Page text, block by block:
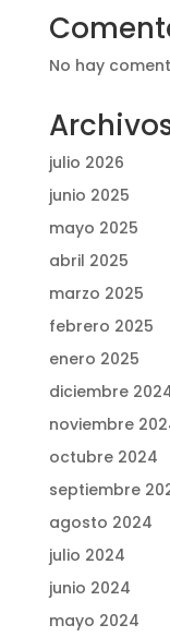
No hay
julio 2026
junio 2025
mayo 2025
abril 2025
marzo 2025
febrero 2025
enero 2025
diciembre
noviembre
octubre 2024
septiembre
agosto 2024
julio 2024
junio 2024
mayo 2024